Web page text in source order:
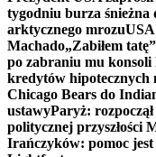
tygodniu burza śnieżna
arktycznego mrozu
Machado„Zabiłem
po zabraniu mu konsoli
kredytów hipotecznych
Chicago Bears do
ustawyParyż:
politycznej przyszłości
Irańczyków: pomoc